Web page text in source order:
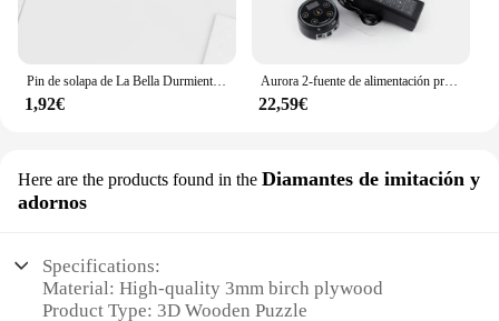
Pin de solapa de La Bella Durmiente, broches acrílicos de princesa Aurora, joyería epoxi hecha a mano, insignia de bolso de camisa, novedad de 2024
1,92€
Aurora 2-fuente de alimentación profesional para tatuajes, máquina de tatuaje portátil Digital LCD, controlador de potencia con enchufe estadounidense/europeo, 1 piezas
22,59€
Here are the products found in the Diamantes de imitación y
adornos
Specifications:
Material: High-quality 3mm birch plywood
Product Type: 3D Wooden Puzzle